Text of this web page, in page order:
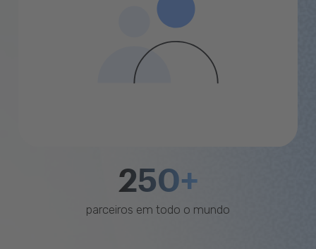
250+
parceiros em todo o mundo